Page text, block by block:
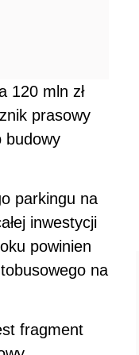
120 mln zł
prasowy
budowy
parkingu na
inwestycji
powinien
na
fragment